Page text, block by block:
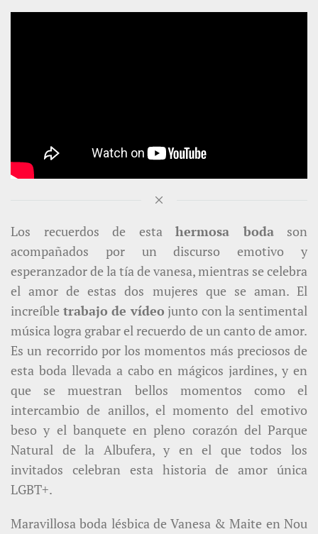
Los recuerdos de esta hermosa bodason
acompañados por un discurso emotivo y
esperanzador de la tía de vanesa, mientras se celebra
el amor de estas dos mujeres que se aman. El
increíble trabajo de vídeo junto con la sentimental
música logra grabar el recuerdo de un canto de amor.
Es un recorrido por los momentos más preciosos de
esta boda llevada a cabo en mágicos jardines, y en
que se muestran bellos momentos como el
intercambio de anillos, el momento del emotivo
beso y el banquete en pleno corazón del Parque
Natural de la Albufera, y en el que todos los
invitados celebran esta historia de amor única
LGBT+.
Maravillosa boda lésbica de Vanesa & Maite en Nou